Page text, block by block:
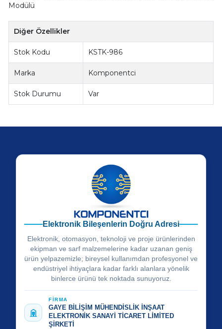
Modülü
Diğer Özellikler
Stok Kodu KSTK-986
Marka Komponentci
Stok Durumu Var
Elektronik Bileşenlerin Doğru Adresi
Elektronik, otomasyon, teknoloji ve proje ürünlerinden
ekipman ve sarf malzemelerine kadar uzanan geniş
ürün yelpazemizle; bireysel kullanımdan profesyonel ve
endüstriyel ihtiyaçlara kadar farklı alanlara yönelik
binlerce ürünü tek noktada sunuyoruz.
FİRMA
GAYE BİLİŞİM MÜHENDİSLİK İNŞAAT
ELEKTRONİK SANAYİ TİCARET LİMİTED
ŞİRKETİ